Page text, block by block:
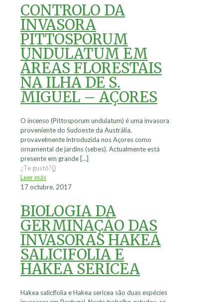
CONTROLO DA
INVASORA
PITTOSPORUM
UNDULATUM EM
ÁREAS FLORESTAIS
NA ILHA DE S.
MIGUEL – AÇORES
O incenso (Pittosporum undulatum) é uma invasora
proveniente do Sudoeste da Austrália,
provavelmente introduzida nos Açores como
ornamental de jardins (sebes). Actualmente está
presente em grande […]
¿Te gustó?0
Leer más
17 octubre, 2017
BIOLOGIA DA
GERMINAÇÃO DAS
INVASORAS HAKEA
SALICIFOLIA E
HAKEA SERICEA
Hakea salicifolia e Hakea sericea são duas espécies